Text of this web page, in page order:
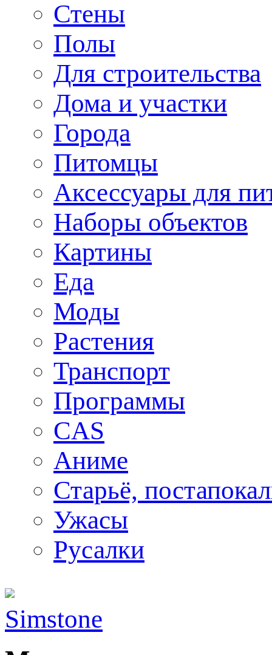
Стены
Полы
Для строительства
Дома и участки
Города
Питомцы
Аксессуары для
Наборы объектов
Картины
Еда
Моды
Растения
Транспорт
Программы
CAS
Аниме
Старьё,
Ужасы
Русалки
Simstone